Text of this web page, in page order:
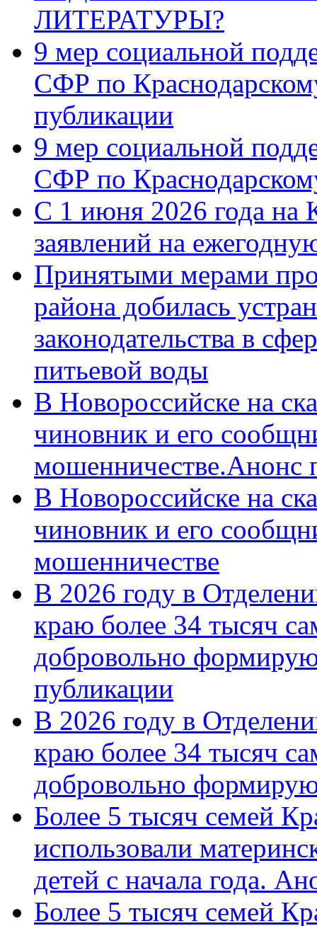
ЛИТЕРАТУРЫ?
9 мер социальной
СФР по
публикации
9 мер социальной
СФР по
С 1 июня 2026 года на
заявлений на
Принятыми мерами
района добилась
законодательства в
питьевой воды
В Новороссийске на
чиновник и его
мошенничестве.Анонс
В Новороссийске на
чиновник и его
мошенничестве
В 2026 году в
краю более 34 тысяч
добровольно
публикации
В 2026 году в
краю более 34 тысяч
добровольно
Более 5 тысяч семей
использовали
детей с начала года.
Более 5 тысяч семей